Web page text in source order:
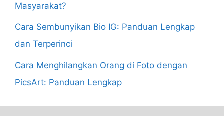
Masyarakat?
Cara Sembunyikan Bio IG: Panduan Lengkap
dan Terperinci
Cara Menghilangkan Orang di Foto dengan
PicsArt: Panduan Lengkap